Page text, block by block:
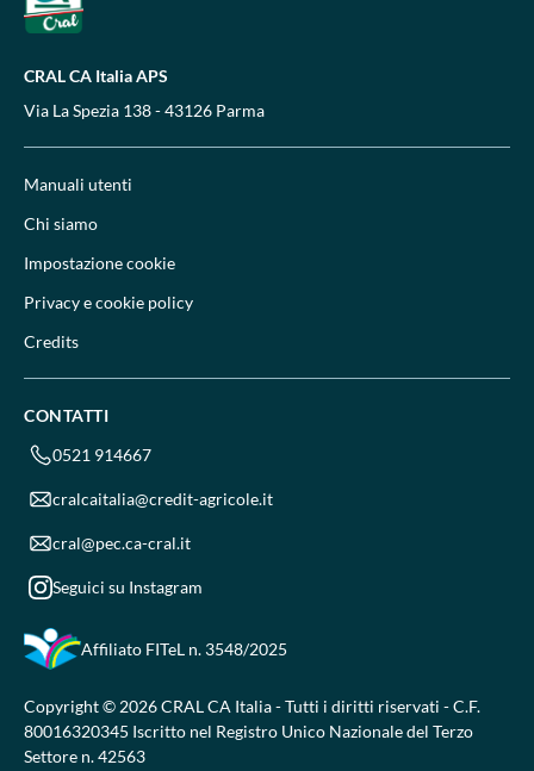
CRAL CA Italia APS
Via La Spezia 138 - 43126 Parma
Manuali utenti
Chi siamo
Impostazione cookie
Privacy e cookie policy
Credits
CONTATTI
0521 914667
cralcaitalia@credit-agricole.it
cral@pec.ca-cral.it
Seguici su Instagram
Affiliato FITeL n. 3548/2025
Copyright © 2026 CRAL CA Italia - Tutti i diritti riservati - C.F.
80016320345 Iscritto nel Registro Unico Nazionale del Terzo
Settore n. 42563